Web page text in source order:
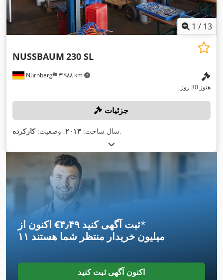
1 / 13
Nürnberg ۳٬۹۸۸ km
NUSSBAUM 230 SL
هنوز 30 روز
جزئیات
سال ساخت: ۲۰۱۳, وضعیت:کارکرده ,
اکنون از ‎€۴٫۴۹ ثبت آگهی کنید*
۱۱ میلیون خریدار منتظر شما هستند
اکنون آگهی ثبت کنید